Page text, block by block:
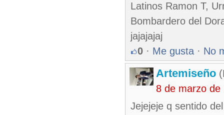
Latinos Ramon T,
Bombardero del
jajajajaj
0 · Me gusta · No
Artemiseño
8 de marzo de
Jejejeje q sentido